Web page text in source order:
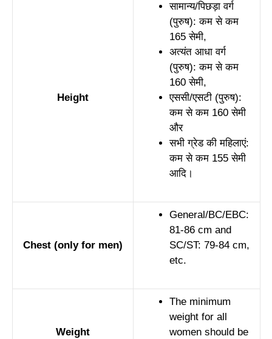
Height
सामान्य/पिछड़ा वर्ग
(पुरुष): कम से कम
165 सेमी,
अत्यंत आधा वर्ग
(पुरुष): कम से कम
160 सेमी,
एससी/एसटी (पुरुष):
कम से कम 160 सेमी
और
सभी ग्रेड की महिलाएं:
कम से कम 155 सेमी
आदि।
Chest (only for men)
General/BC/EBC:
81-86 cm and
SC/ST: 79-84 cm,
etc.
Weight
The minimum
weight for all
women should be